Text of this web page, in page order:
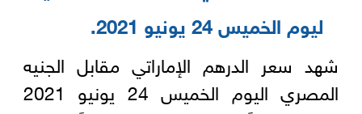
ليوم الخميس 24 يونيو 2021‏‎.
شهد سعر الدرهم الإماراتي مقابل الجنيه
المصري اليوم الخميس 24 يونيو 2021